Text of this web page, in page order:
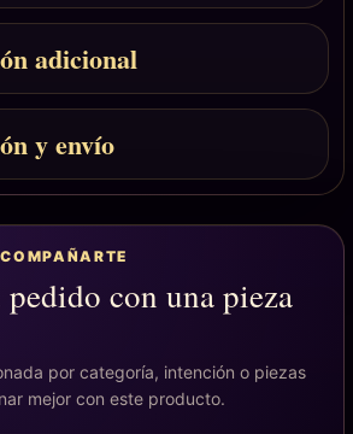
adicional
y envío
con una pieza
por categoría, intención o piezas
mejor con este producto.